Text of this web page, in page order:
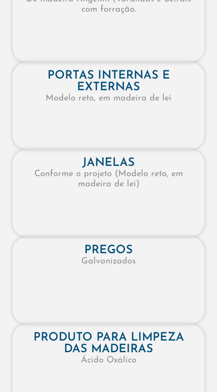
com forração.
PORTAS INTERNAS E
EXTERNAS
Modelo reto, em madeira de lei
JANELAS​
Conforme o projeto (Modelo reto, em
madeira de lei)
PREGOS​
Galvanizados​
PRODUTO PARA LIMPEZA
DAS MADEIRAS
Ácido Oxálico